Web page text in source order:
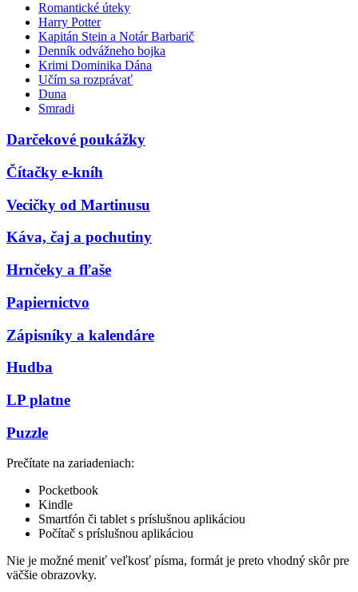
Romantické úteky
Harry Potter
Kapitán Stein a Notár Barbarič
Denník odvážneho bojka
Krimi Dominika Dána
Učím sa rozprávať
Duna
Smradi
Darčekové poukážky
Čítačky e-kníh
Vecičky od Martinusu
Káva, čaj a pochutiny
Hrnčeky a fľaše
Papiernictvo
Zápisníky a kalendáre
Hudba
LP platne
Puzzle
Prečítate na zariadeniach:
Pocketbook
Kindle
Smartfón či tablet s príslušnou aplikáciou
Počítač s príslušnou aplikáciou
Nie je možné meniť veľkosť písma, formát je preto vhodný skôr pre
väčšie obrazovky.